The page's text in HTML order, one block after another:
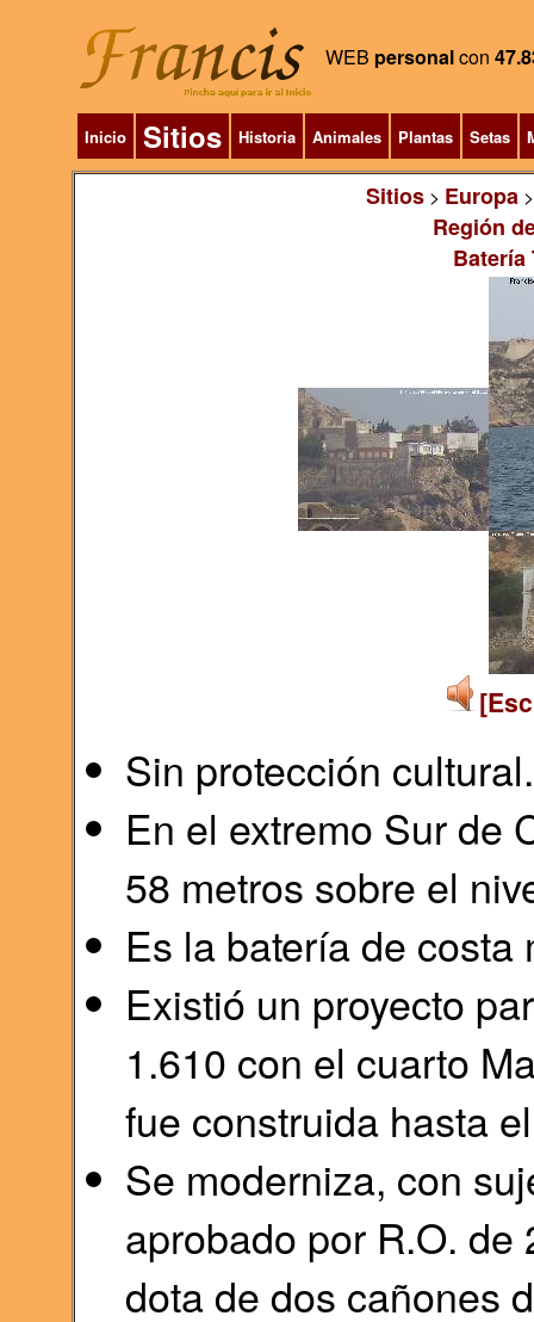
WEB personalcon
Inicio Sitios Historia Animales Plantas Setas
Sitios> Europa
Región
Batería
Sin protección cultural.
En el extremo Sur de
58 metros sobre el
Es la batería de
Existió un proyecto
1.610 con el cuarto
fue construida hasta
Se moderniza, con
aprobado por R.O.
dota de dos cañones